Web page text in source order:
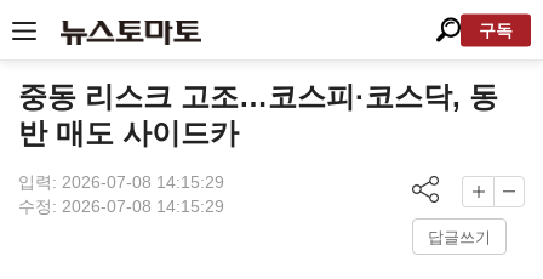
구독
중동 리스크 고조…코스피·코스닥, 동
반 매도 사이드카
입력: 2026-07-08 14:15:29
수정: 2026-07-08 14:15:29
답글쓰기